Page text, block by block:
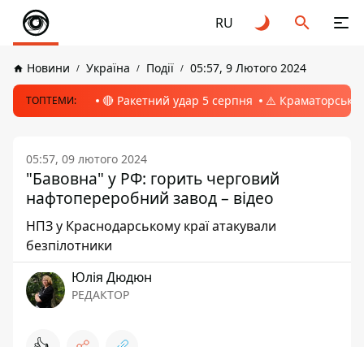
RU
Новини Україна Події 05:57, 9 Лютого 2024
ТОПТЕМИ: 🔴 Ракетний удар 5 серпня ⚠️ Краматорськ,
05:57, 09 лютого 2024
"Бавовна" у РФ: горить черговий
нафтопереробний завод – відео
НПЗ у Краснодарському краї атакували
безпілотники
Юлія Дюдюн
РЕДАКТОР